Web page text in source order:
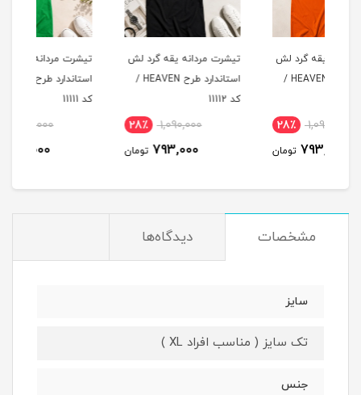
تیشرت مردانه یقه گرد لش
استاندارد طرح HEAVEN /
1,090,000 28٪
تومان
تیشرت مردانه یقه گرد لش
استاندارد طرح HEAVEN /
1,090,000 28٪
تومان
مشخصات دیدگاه‌ها
سایز
تک سایز ( مناسب افراد XL )
جنس